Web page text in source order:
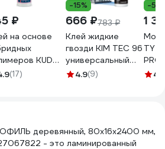
₽
на основе
KUDO
Все
(17)
-15%
666 ₽783 ₽
Клей жидкие
гвозди KIM TEC 96
универсальный
прозрачный шов
4.9(9)
-5%
1
Fix24.4
деревянный, 80х16х2400 мм,
- это ламинированный